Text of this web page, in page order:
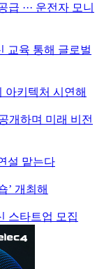
··· 운전자 모니
교육 통해 글로벌
아키텍처 시연해
개하며 미래 비전
설 맡는다
’ 개최해
스타트업 모집